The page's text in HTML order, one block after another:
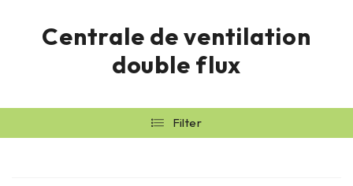
Centrale de ventilation
double flux
Filter